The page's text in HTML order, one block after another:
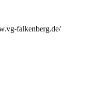
falkenberg.de/